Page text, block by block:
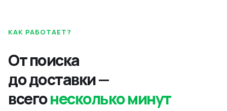
КАК РАБОТАЕТ?
От поиска
до доставки —
всегонесколько минут